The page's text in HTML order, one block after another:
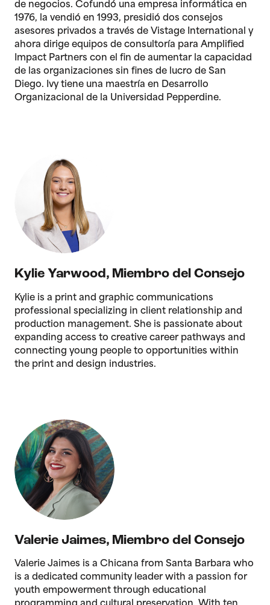
de negocios. Cofundó una empresa informática en
1976, la vendió en 1993, presidió dos consejos
asesores privados a través de Vistage International y
ahora dirige equipos de consultoría para Amplified
Impact Partners con el fin de aumentar la capacidad
de las organizaciones sin fines de lucro de San
Diego. Ivy tiene una maestría en Desarrollo
Organizacional de la Universidad Pepperdine.
Kylie Yarwood, Miembro del Consejo
Kylie is a print and graphic communications
professional specializing in client relationship and
production management. She is passionate about
expanding access to creative career pathways and
connecting young people to opportunities within
the print and design industries.
Valerie Jaimes, Miembro del Consejo
Valerie Jaimes is a Chicana from Santa Barbara who
is a dedicated community leader with a passion for
youth empowerment through educational